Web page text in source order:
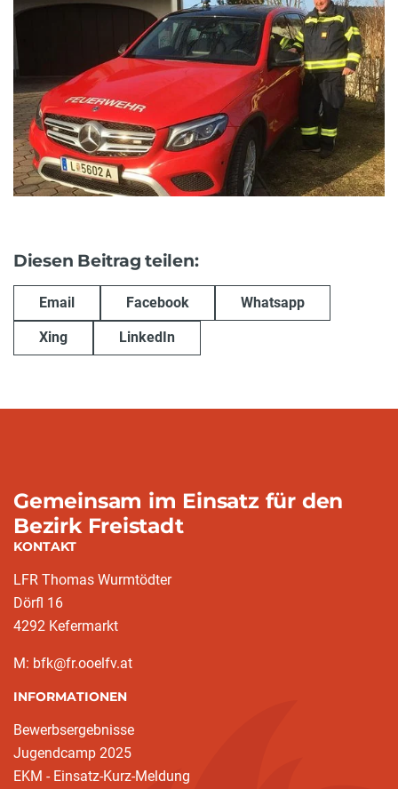
Diesen Beitrag teilen:
Email Facebook Whatsapp
Xing LinkedIn
Gemeinsam im Einsatz für den
Bezirk Freistadt
KONTAKT
LFR Thomas Wurmtödter
Dörfl 16
4292 Kefermarkt
M: bfk@fr.ooelfv.at
INFORMATIONEN
Bewerbsergebnisse
Jugendcamp 2025
EKM - Einsatz-Kurz-Meldung